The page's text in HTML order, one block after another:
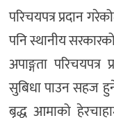
परिचयपत्र प्रदान
पनि स्थानीय
अपाङ्गता
सुबिधा पाउन सहज
बृद्ध आमाको